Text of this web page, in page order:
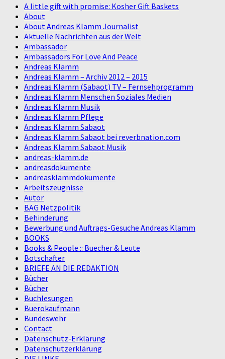
A little gift with promise: Kosher Gift Baskets
About
About Andreas Klamm Journalist
Aktuelle Nachrichten aus der Welt
Ambassador
Ambassadors For Love And Peace
Andreas Klamm
Andreas Klamm – Archiv 2012 – 2015
Andreas Klamm (Sabaot) TV – Fernsehprogramm
Andreas Klamm Menschen Soziales Medien
Andreas Klamm Musik
Andreas Klamm Pflege
Andreas Klamm Sabaot
Andreas Klamm Sabaot bei reverbnation.com
Andreas Klamm Sabaot Musik
andreas-klamm.de
andreasdokumente
andreasklammdokumente
Arbeitszeugnisse
Autor
BAG Netzpolitik
Behinderung
Bewerbung und Auftrags-Gesuche Andreas Klamm
BOOKS
Books & People :: Buecher & Leute
Botschafter
BRIEFE AN DIE REDAKTION
Bücher
Bücher
Buchlesungen
Buerokaufmann
Bundeswehr
Contact
Datenschutz-Erklärung
Datenschutzerklärung